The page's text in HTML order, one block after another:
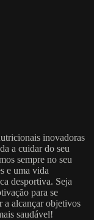
inovadoras
a cuidar do seu
sempre no seu
e uma vida
desportiva. Seja
para se
a alcançar objetivos
saudável!